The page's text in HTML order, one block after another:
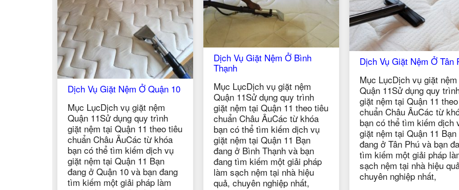
Dịch Vụ Giặt Nệm Ở Bình
Thạnh
Mục LụcDịch vụ giặt nệm
Quận 11Sử dụng quy trình
giặt nệm tại Quận 11 theo tiêu
chuẩn Châu ÂuCác từ khóa
bạn có thể tìm kiếm dịch vụ
giặt nệm tại Quận 11 Bạn
đang ở Bình Thạnh và bạn
đang tìm kiếm một giải pháp
làm sạch nệm tại nhà hiệu
quả, chuyên nghiệp nhất,
Dịch Vụ Giặt Nệm Ở Tân Phú
Quận 11Sử dụng quy trình
giặt nệm tại Quận 11 theo tiêu
chuẩn Châu ÂuCác từ khóa
bạn có thể tìm kiếm dịch vụ
giặt nệm tại Quận 11 Bạn
đang ở Tân Phú và bạn đang
tìm kiếm một giải pháp làm
sạch nệm tại nhà hiệu quả,
chuyên nghiệp nhất,
Dịch Vụ Giặt Nệm Ở Nhà
Mục LụcDịch vụ giặt nệm
Quận 11Sử dụng quy
giặt nệm tại Quận 11
chuẩn Châu ÂuCác từ
bạn có thể tìm kiếm dịch
giặt nệm tại Quận 11 Bạn
đang ở Nhà Bè và bạn
tìm kiếm một giải pháp
sạch nệm tại nhà hiệu
chuyên nghiệp nhất,